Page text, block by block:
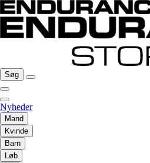
Søg
Nyheder
Mand
Kvinde
Barn
Løb